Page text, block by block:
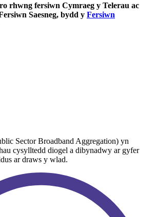
rhwng fersiwn Cymraeg y Telerau ac
Saesneg, bydd y Fersiwn
Sector Broadband Aggregation) yn
cysylltedd diogel a dibynadwy ar gyfer
ar draws y wlad.